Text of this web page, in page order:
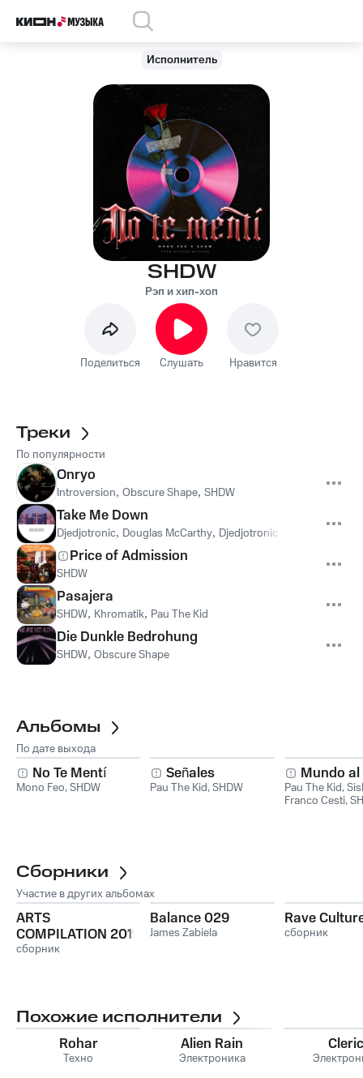
Исполнитель
SHDW
Рэп и хип-хоп
Поделиться Слушать Нравится
Треки
По популярности
Onryo
Introversion, Obscure Shape, SHDW
Take Me Down
Djedjotronic, Douglas McCarthy, Djedjotronic feat. Douglas
Price of Admission
SHDW
Pasajera
SHDW, Khromatik, Pau The Kid
Die Dunkle Bedrohung
SHDW, Obscure Shape
Альбомы
По дате выхода
No Te Mentí
Mono Feo,SHDW
Señales
Pau The Kid,SHDW
Mundo al
Pau The Kid,
Franco Cesti,
Сборники
Участие в других альбомах
ARTS
COMPILATION 2019
сборник
Balance 029
James Zabiela
Rave
сборник
Похожие исполнители
Rohar
Техно
Alien Rain
Электроника